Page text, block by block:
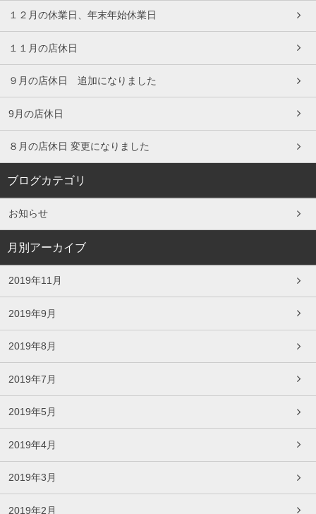
１２月の休業日、年末年始休業日
１１月の店休日
９月の店休日 追加になりました
9月の店休日
８月の店休日 変更になりました
ブログカテゴリ
お知らせ
月別アーカイブ
2019年11月
2019年9月
2019年8月
2019年7月
2019年5月
2019年4月
2019年3月
2019年2月